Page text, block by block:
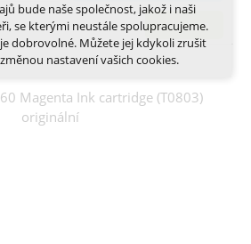
skladem
(Google, Ecomail, Sklik,
o cookies na našem webu
bude naše společnost, jakož i naši
se kterými neustále spolupracujeme.
dobrovolné. Můžete jej kdykoli zrušit
nastavení vašich cookies.
dělíme na technická: nutná
nelze web používat a volitelná. Do
a marketingová cookies.